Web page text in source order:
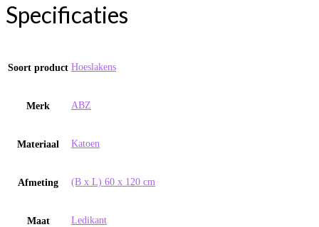
Specificaties
Soort product Hoeslakens
Merk ABZ
Materiaal Katoen
Afmeting (B x L) 60 x 120 cm
Maat Ledikant